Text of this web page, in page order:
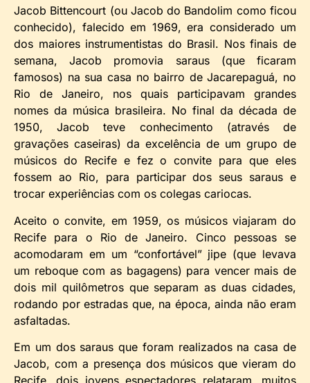
Jacob Bittencourt (ou Jacob do Bandolim como ficou
conhecido), falecido em 1969, era considerado um
dos maiores instrumentistas do Brasil. Nos finais de
semana, Jacob promovia saraus (que ficaram
famosos) na sua casa no bairro de Jacarepaguá, no
Rio de Janeiro, nos quais participavam grandes
nomes da música brasileira. No final da década de
1950, Jacob teve conhecimento (através de
gravações caseiras) da excelência de um grupo de
músicos do Recife e fez o convite para que eles
fossem ao Rio, para participar dos seus saraus e
trocar experiências com os colegas cariocas.
Aceito o convite, em 1959, os músicos viajaram do
Recife para o Rio de Janeiro. Cinco pessoas se
acomodaram em um “confortável” jipe (que levava
um reboque com as bagagens) para vencer mais de
dois mil quilômetros que separam as duas cidades,
rodando por estradas que, na época, ainda não eram
asfaltadas.
Em um dos saraus que foram realizados na casa de
Jacob, com a presença dos músicos que vieram do
Recife, dois jovens espectadores relataram, muitos